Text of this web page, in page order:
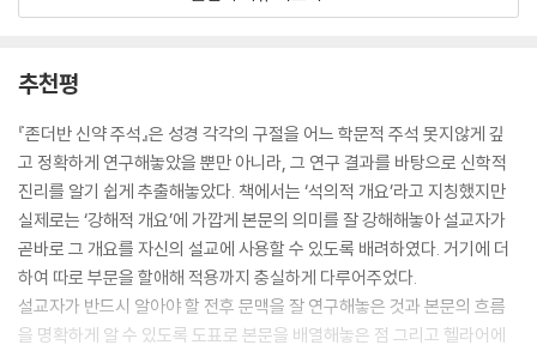
하나님을 진정으로 안다는 것은 무엇인가?
인간은 하나님을 향한 사랑을 어떻게 보일 수 있는가?
사랑은 마음속의 감정일 뿐인가?
사랑은 진리보다 앞서는가?
죄와 속죄의 복음 앞에서 신자는 어떻게 반응해야 하는가?
경건한 사람은 자기가 좋아하는 대로 신을 상상하지 않고 오직 유일하신
참 하나님을 성찰한다. 그리고 자기가 좋아하는 것을 아무것이나 하나님께
갖다 붙이지 않고, 하나님이 자신을 나타내시는 대로 만족한다. -칼뱅
추천평
『존더반 신약 주석』은 성경 각각의 구절을 어느 학문적 주석 못지않게 깊
고 정확하게 연구해놓았을 뿐만 아니라, 그 연구 결과를 바탕으로 신학적
진리를 알기 쉽게 추출해놓았다. 책에서는 ‘석의적 개요’라고 지칭했지만
실제로는 ‘강해적 개요’에 가깝게 본문의 의미를 잘 강해해놓아 설교자가
곧바로 그 개요를 자신의 설교에 사용할 수 있도록 배려하였다. 거기에 더
하여 따로 부문을 할애해 적용까지 충실하게 다루어주었다.
설교자가 반드시 알아야 할 전후 문맥을 잘 연구해놓은 것과 본문의 흐름
을 명확하게 알 수 있도록 도표로 본문을 배열해놓은 점 그리고 헬라어에